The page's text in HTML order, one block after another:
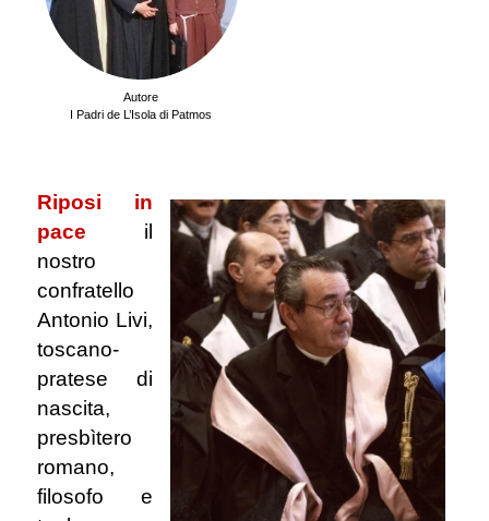
Autore
I Padri de L’Isola di Patmos
Riposi in
pace
il
nostro
confratello
Antonio Livi,
toscano-
pratese di
nascita,
presbìtero
romano,
filosofo e